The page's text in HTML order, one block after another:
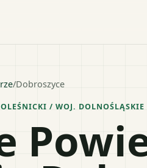
/Dobroszyce
OLEŚNICKI / WOJ. DOLNOŚLĄSKIE